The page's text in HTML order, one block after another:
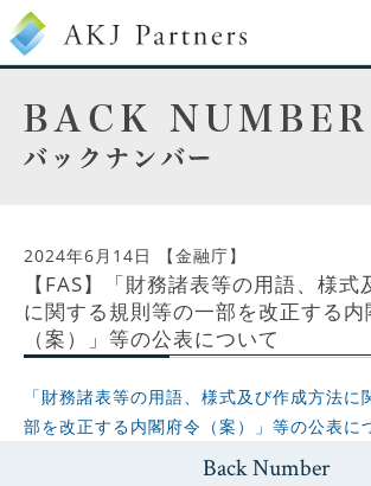
2024年6月14日 【金融庁】
【FAS】「財務諸表等の用語、様
に関する規則等の一部を改正する内
（案）」等の公表について
「財務諸表等の用語、様式及び作成方法に
部を改正する内閣府令（案）」等の公表に
Back Number